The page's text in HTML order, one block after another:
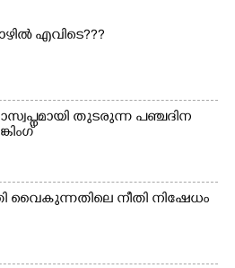
എവിടെ???
തുടരുന്ന പഞ്ചദിന
വൈകുന്നതിലെ നീതി നിഷേധം